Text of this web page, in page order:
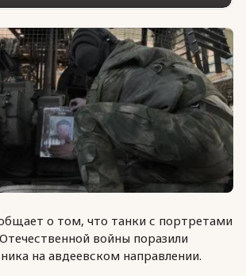
о том, что танки с портретами
войны поразили
на авдеевском направлении.